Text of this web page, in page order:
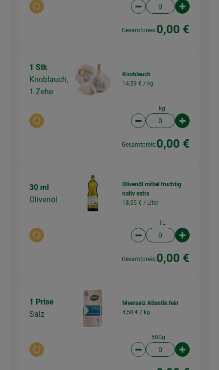
Auswahl ändern Artikelanzahl
Gesamtpreis:0,00 €
1 Stk
Knoblauch,
1 Zehe
Auswahl ändern
Knoblauch
14,59 € / kg
kg
Artikelanzahl
Gesamtpreis:0,00 €
30 ml
Olivenöl
Auswahl ändern
Olivenöl mittel fruchtig
nativ extra
18,55 € / Liter
1L
Artikelanzahl
Gesamtpreis:0,00 €
1 Prise
Salz
Auswahl ändern
Meersalz Atlantik fein
4,58 € / kg
500g
Artikelanzahl